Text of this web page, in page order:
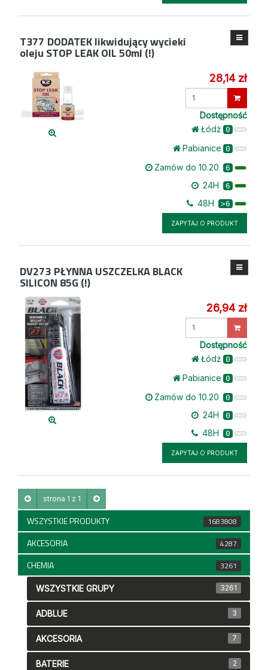
T377 DODATEK likwidujący wycieki
oleju STOP LEAK OIL 50ml (!)
28,14 zł
Wprowadź
Dostępność
Łódż 0
Pabianice 0
Zamów do 10.20 6
24H 6
48H >6
ZAPYTAJ O PRODUKT
DV273 PŁYNNA USZCZELKA BLACK
SILICON 85G (!)
26,94 zł
Wprowadź
Dostępność
Łódż 0
Pabianice 0
Zamów do 10.20 0
24H 0
48H 0
ZAPYTAJ O PRODUKT
strona 1 z 1
WSZYSTKIE PRODUKTY 1683808
AKCESORIA 4287
CHEMIA 3261
WSZYSTKIE GRUPY 3261
ADBLUE 3
AKCESORIA 7
BATERIE 2